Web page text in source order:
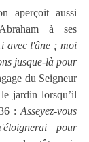
aperçoit aussi
à ses
avec l'âne ; moi
jusque-là pour
du Seigneur
jardin lorsqu’il
: Asseyez-vous
pour